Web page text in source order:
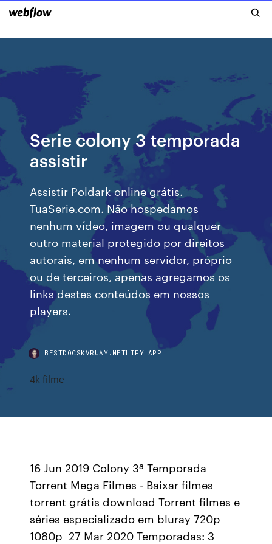
Serie colony 3 temporada
assistir
Assistir Poldark online grátis.
TuaSerie.com. Não hospedamos
nenhum vídeo, imagem ou qualquer
outro material protegido por direitos
autorais, em nenhum servidor, próprio
ou de terceiros, apenas agregamos os
links destes conteúdos em nossos
players.
BESTDOCSKVRUAY.NETLIFY.APP
4k filme
16 Jun 2019 Colony 3ª Temporada
Torrent Mega Filmes - Baixar filmes
torrent grátis download Torrent filmes e
séries especializado em bluray 720p
1080p 27 Mar 2020 Temporadas: 3